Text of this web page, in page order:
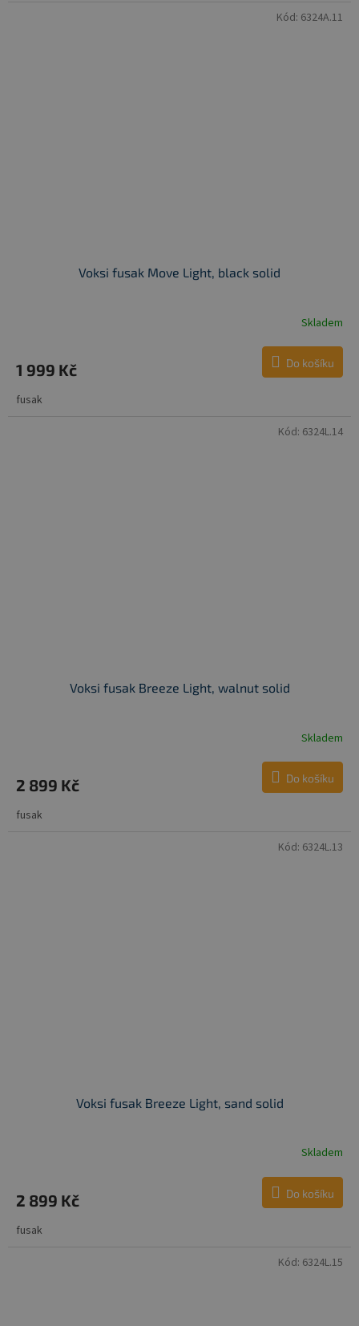
Voksi fusak Move Light, black solid
Skladem
1 999 Kč Do košíku
fusak
Kód: 6324A.11
Voksi fusak Breeze Light, walnut solid
Skladem
2 899 Kč Do košíku
fusak
Kód: 6324L.14
Voksi fusak Breeze Light, sand solid
Skladem
2 899 Kč Do košíku
fusak
Kód: 6324L.13
Kód: 6324L.15